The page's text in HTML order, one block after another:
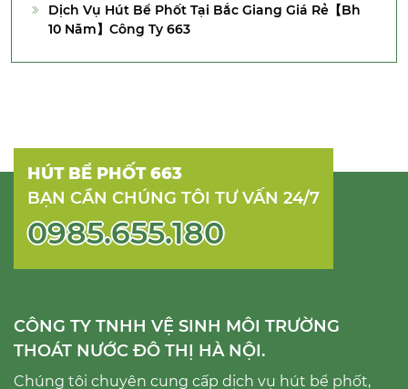
Dịch Vụ Hút Bể Phốt Tại Bắc Giang Giá Rẻ【Bh
10 Năm】Công Ty 663
HÚT BỂ PHỐT 663
BẠN CẦN CHÚNG TÔI TƯ VẤN 24/7
0985.655.180
CÔNG TY TNHH VỆ SINH MÔI TRƯỜNG
THOÁT NƯỚC ĐÔ THỊ HÀ NỘI.
Chúng tôi chuyên cung cấp dịch vụ hút bể phốt,